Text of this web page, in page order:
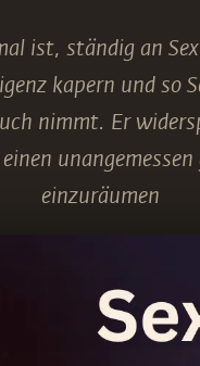
ist, ständig an
kapern und so
nimmt. Er
einzuräumen